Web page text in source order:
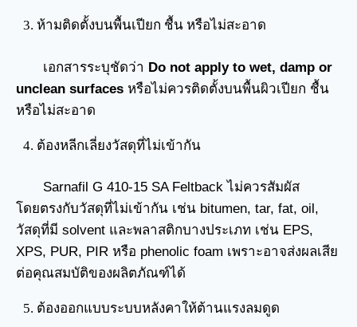
ห้ามติดตั้งบนพื้นเปียก ชื้น หรือไม่สะอาด
เอกสารระบุชัดว่า Do not apply to wet, damp or
unclean surfaces หรือไม่ควรติดตั้งบนพื้นผิวเปียก ชื้น
หรือไม่สะอาด
ต้องหลีกเลี่ยงวัสดุที่ไม่เข้ากัน
Sarnafil G 410-15 SA Feltback ไม่ควรสัมผัส
โดยตรงกับวัสดุที่ไม่เข้ากัน เช่น bitumen, tar, fat, oil,
วัสดุที่มี solvent และพลาสติกบางประเภท เช่น EPS,
XPS, PUR, PIR หรือ phenolic foam เพราะอาจส่งผลเสีย
ต่อคุณสมบัติของผลิตภัณฑ์ได้
ต้องออกแบบระบบหลังคาให้ต้านแรงลมดูด